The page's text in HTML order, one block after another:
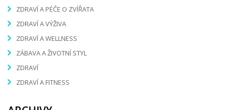
ZDRAVÍ A PÉČE O ZVÍŘATA
ZDRAVÍ A VÝŽIVA
ZDRAVÍ A WELLNESS
ZÁBAVA A ŽIVOTNÍ STYL
ZDRAVÍ
ZDRAVÍ A FITNESS